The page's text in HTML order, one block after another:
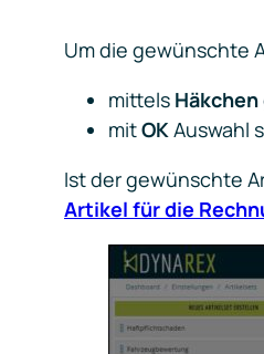
Um die gewünschte
mittels Häkchen
mitOKAuswahl
Ist der gewünschte
Artikel für die